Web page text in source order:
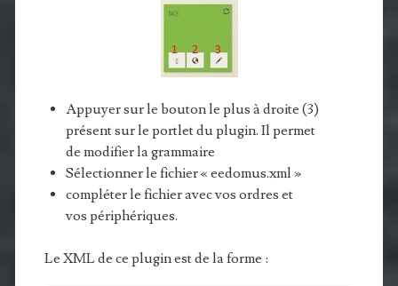
Appuyer sur le bouton le plus à droite (3)
présent sur le portlet du plugin. Il permet
de modifier la grammaire
Sélectionner le fichier « eedomus.xml »
compléter le fichier avec vos ordres et
vos périphériques.
Le XML de ce plugin est de la forme :